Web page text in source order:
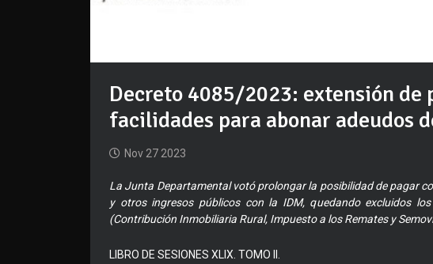
Decreto 4085/2023: extensión de
facilidades para abonar adeudos
Nov 27 2023
La Junta Departamental votó prolongar la posibilidad de pagar
y otros ingresos públicos con la IDM, quedando excluidos
(Contribución Inmobiliaria Rural, Impuesto a los Remates y
LIBRO DE SESIONES XLIX. TOMO II.